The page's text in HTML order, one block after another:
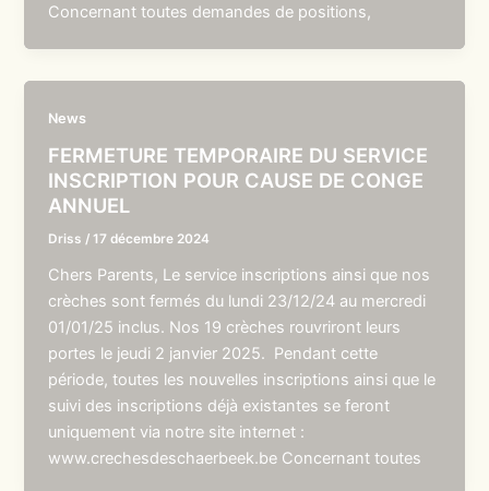
Concernant toutes demandes de positions,
News
FERMETURE TEMPORAIRE DU SERVICE
INSCRIPTION POUR CAUSE DE CONGE
ANNUEL
Driss /17 décembre 2024
Chers Parents, Le service inscriptions ainsi que nos
crèches sont fermés du lundi 23/12/24 au mercredi
01/01/25 inclus. Nos 19 crèches rouvriront leurs
portes le jeudi 2 janvier 2025. Pendant cette
période, toutes les nouvelles inscriptions ainsi que le
suivi des inscriptions déjà existantes se feront
uniquement via notre site internet :
www.crechesdeschaerbeek.be Concernant toutes